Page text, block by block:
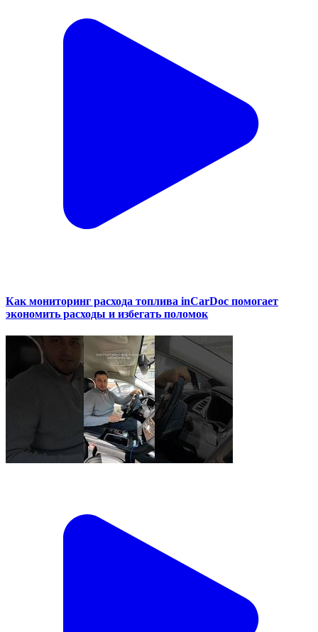
Как мониторинг расхода топлива inCarDoc помогает
экономить расходы и избегать поломок